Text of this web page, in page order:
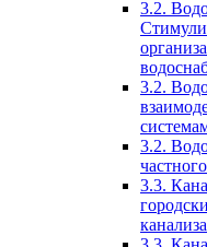
3.2.
3.2.
3.2.
3.3.